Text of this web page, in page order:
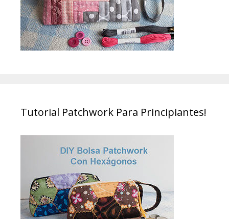
Tutorial Patchwork Para Principiantes!